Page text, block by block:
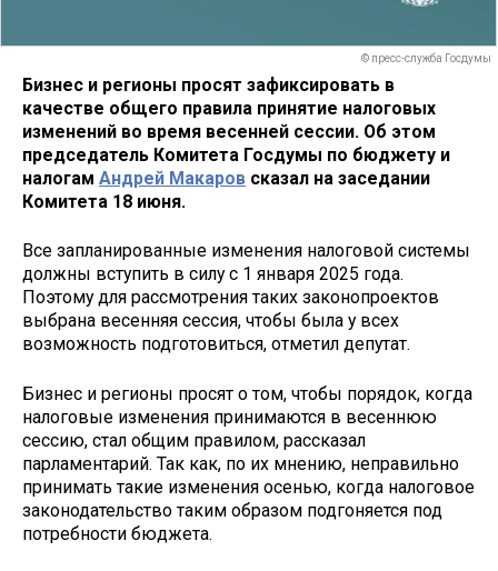
© пресс-служба Госдумы
Бизнес и регионы просят зафиксировать в
качестве общего правила принятие налоговых
изменений во время весенней сессии. Об этом
председатель Комитета Госдумы по бюджету и
налогам Андрей Макаров сказал на заседании
Комитета 18 июня.
Все запланированные изменения налоговой системы
должны вступить в силу с 1 января 2025 года.
Поэтому для рассмотрения таких законопроектов
выбрана весенняя сессия, чтобы была у всех
возможность подготовиться, отметил депутат.
Бизнес и регионы просят о том, чтобы порядок, когда
налоговые изменения принимаются в весеннюю
сессию, стал общим правилом, рассказал
парламентарий. Так как, по их мнению, неправильно
принимать такие изменения осенью, когда налоговое
законодательство таким образом подгоняется под
потребности бюджета.